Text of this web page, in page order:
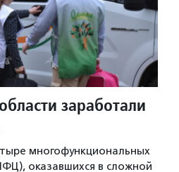
заработали
многофункциональных
оказавшихся в сложной